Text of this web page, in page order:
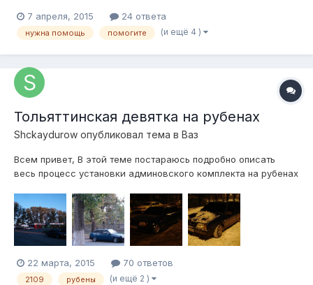
7 апреля, 2015 24 ответа
нужна помощь помогите (и ещё 4 )
Тольяттинская девятка на рубенах
Shckaydurow опубликовал тема в Ваз
Всем привет, В этой теме постараюсь подробно описать
весь процесс установки админовского комплекта на рубенах
идеальном состоянии, 2000 год, инжектор. В 17 лет уже
купил короткие, и ждал 18-ти летия . Отъездил конец лета,
осень, зиму на кх 3 н...
22 марта, 2015 70 ответов
2109 рубены (и ещё 2 )